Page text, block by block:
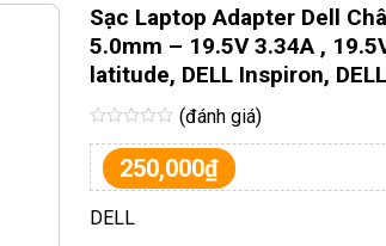
Sạc Laptop Adapter Dell
5.0mm – 19.5V 3.34A ,
latitude, DELL Inspiron,
Được
xếp
hạng
0
5
sao
(đánh giá)
250,000₫
DELL